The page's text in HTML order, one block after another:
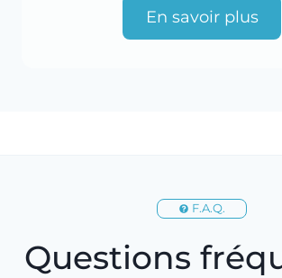
En savoir plus
F.A.Q.
Questions